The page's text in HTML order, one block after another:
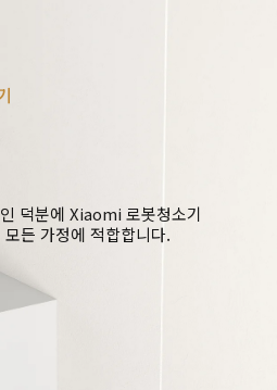
덕분에 Xiaomi 로봇청소기
든 가정에 적합합니다.